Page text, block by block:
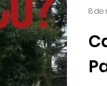
8 de